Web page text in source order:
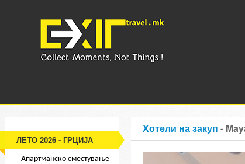
ЛЕТО 2026 - ГРЦИЈА
Апартманско сместување
Хотели на закуп -